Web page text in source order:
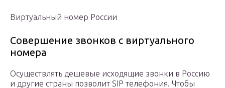
Виртуальный номер России
Совершение звонков с виртуального
номера
Осуществлять дешевые исходящие звонки в Россию
и другие страны позволит SIP телефония. Чтобы